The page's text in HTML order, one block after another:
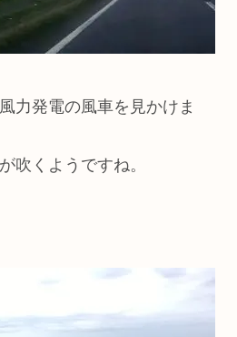
力発電の風車を見かけま
吹くようですね。